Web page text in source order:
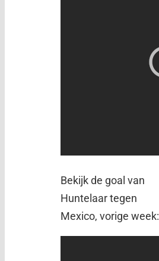
Bekijk de goal van
Huntelaar tegen
Mexico, vorige week: